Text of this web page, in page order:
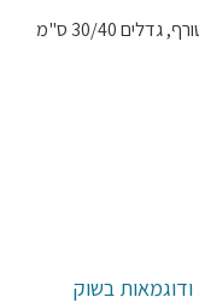
30/40 ס"מ
ודוגמאות בשוק